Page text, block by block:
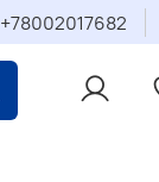
+78002017682